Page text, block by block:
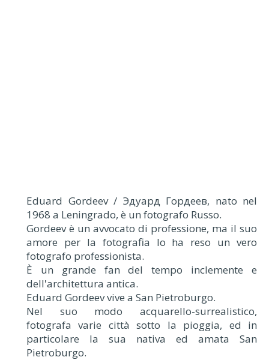
Eduard Gordeev / Эдуард Гордеев, nato nel
1968 a Leningrado, è un fotografo Russo.
Gordeev è un avvocato di professione, ma il suo
amore per la fotografia lo ha reso un vero
fotografo professionista.
È un grande fan del tempo inclemente e
dell'architettura antica.
Eduard Gordeev vive a San Pietroburgo.
Nel suo modo acquarello-surrealistico,
fotografa varie città sotto la pioggia, ed in
particolare la sua nativa ed amata San
Pietroburgo.